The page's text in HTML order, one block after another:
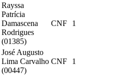
Rayssa
Patrícia
Damascena
Rodrigues
(01385)
CNF 1
José Augusto
Lima Carvalho
(00447)
CNF 1